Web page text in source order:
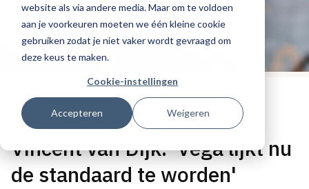
website als via andere media. Maar om te voldoen
aan je voorkeuren moeten we één kleine cookie
gebruiken zodat je niet vaker wordt gevraagd om
deze keus te maken.
Cookie-instellingen
Accepteren Weigeren
Tags:plantaardig,vincent-van-dijk
Gepubliceerd op: 9 juni 2022
Vincent van Dijk: 'Vega lijkt nu
de standaard te worden'